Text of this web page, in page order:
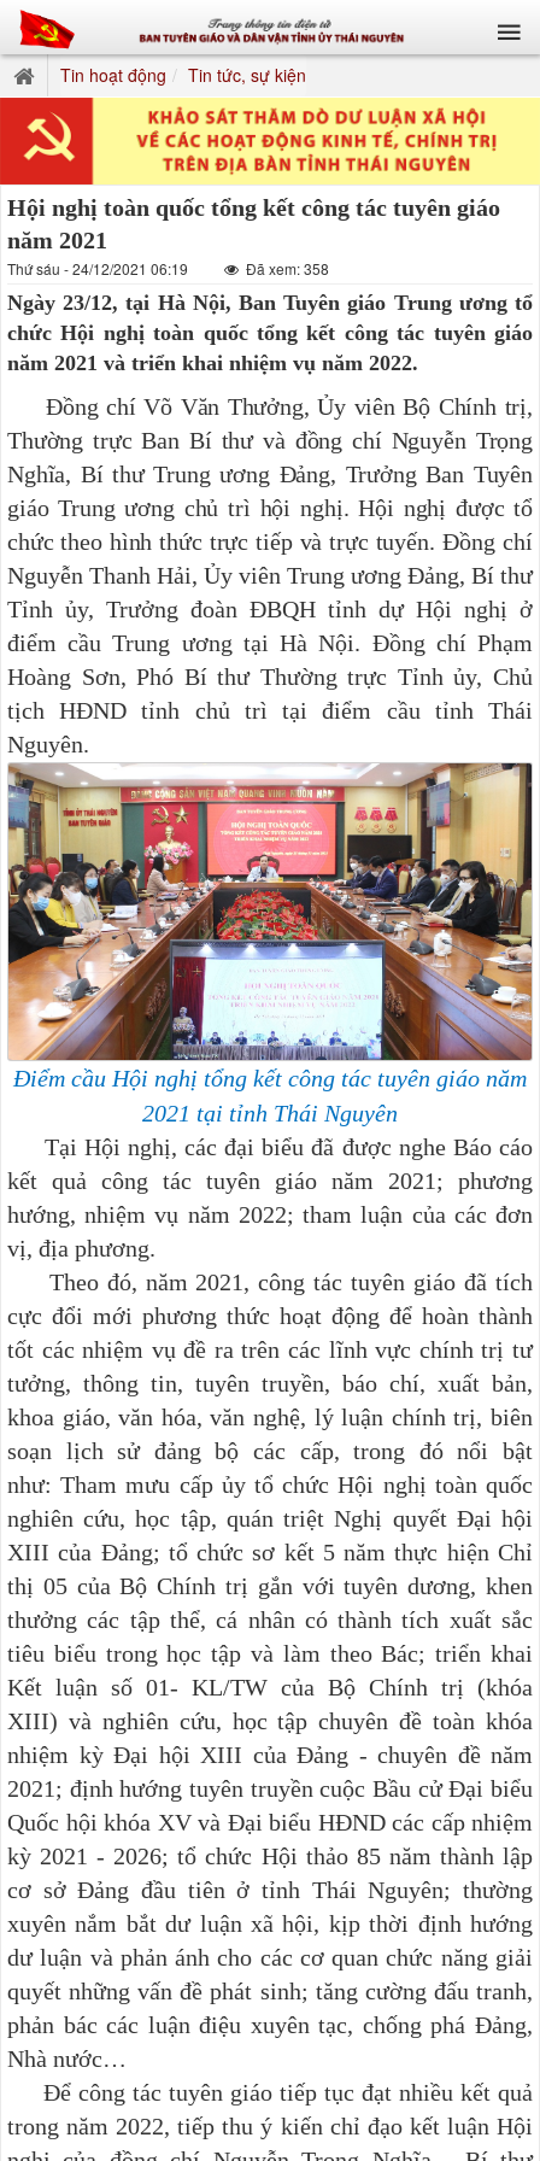
Tin hoạt động Tin tức, sự kiện
Hội nghị toàn quốc tổng kết công tác tuyên giáo
năm 2021
Thứ sáu - 24/12/2021 06:19 Đã xem: 358
Ngày 23/12, tại Hà Nội, Ban Tuyên giáo Trung ương tổ
chức Hội nghị toàn quốc tổng kết công tác tuyên giáo
năm 2021 và triển khai nhiệm vụ năm 2022.
Đồng chí Võ Văn Thưởng, Ủy viên Bộ Chính trị,
Thường trực Ban Bí thư và đồng chí Nguyễn Trọng
Nghĩa, Bí thư Trung ương Đảng, Trưởng Ban Tuyên
giáo Trung ương chủ trì hội nghị. Hội nghị được tổ
chức theo hình thức trực tiếp và trực tuyến. Đồng chí
Nguyễn Thanh Hải, Ủy viên Trung ương Đảng, Bí thư
Tỉnh ủy, Trưởng đoàn ĐBQH tỉnh dự Hội nghị ở
điểm cầu Trung ương tại Hà Nội. Đồng chí Phạm
Hoàng Sơn, Phó Bí thư Thường trực Tỉnh ủy, Chủ
tịch HĐND tỉnh chủ trì tại điểm cầu tỉnh Thái
Nguyên.
Điểm cầu Hội nghị tổng kết công tác tuyên giáo năm
2021 tại tỉnh Thái Nguyên
Tại Hội nghị, các đại biểu đã được nghe Báo cáo
kết quả công tác tuyên giáo năm 2021; phương
hướng, nhiệm vụ năm 2022; tham luận của các đơn
vị, địa phương.
Theo đó, năm 2021, công tác tuyên giáo đã tích
cực đổi mới phương thức hoạt động để hoàn thành
tốt các nhiệm vụ đề ra trên các lĩnh vực chính trị tư
tưởng, thông tin, tuyên truyền, báo chí, xuất bản,
khoa giáo, văn hóa, văn nghệ, lý luận chính trị, biên
soạn lịch sử đảng bộ các cấp, trong đó nổi bật
như: Tham mưu cấp ủy tổ chức Hội nghị toàn quốc
nghiên cứu, học tập, quán triệt Nghị quyết Đại hội
XIII của Đảng; tổ chức sơ kết 5 năm thực hiện Chỉ
thị 05 của Bộ Chính trị gắn với tuyên dương, khen
thưởng các tập thể, cá nhân có thành tích xuất sắc
tiêu biểu trong học tập và làm theo Bác;triển khai
Kết luận số 01- KL/TW của Bộ Chính trị (khóa
XIII) và nghiên cứu, học tập chuyên đề toàn khóa
nhiệm kỳ Đại hội XIII của Đảng - chuyên đề năm
2021; định hướng tuyên truyền cuộc Bầu cử Đại biểu
Quốc hội khóa XV và Đại biểu HĐND các cấp nhiệm
kỳ 2021 - 2026; tổ chức Hội thảo 85 năm thành lập
cơ sở Đảng đầu tiên ở tỉnh Thái Nguyên; thường
xuyên nắm bắt dư luận xã hội, kịp thời định hướng
dư luận và phản ánh cho các cơ quan chức năng giải
quyết những vấn đề phát sinh; tăng cường đấu tranh,
phản bác các luận điệu xuyên tạc, chống phá Đảng,
Nhà nước…
Để công tác tuyên giáo tiếp tục đạt nhiều kết quả
trong năm 2022, tiếp thu ý kiến chỉ đạo kết luận Hội